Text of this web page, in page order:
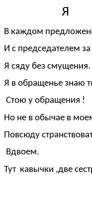
Я
В каждом
И с председателем за
Я сяду без смущения.
Я в обращенье знаю
Стою у обращения !
Но не в обычае в
Повсюду
Вдвоем.
Тут кавычки ,две